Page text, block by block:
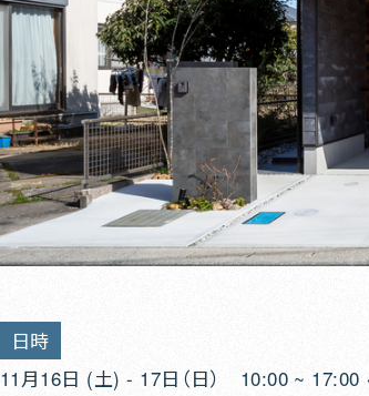
日時
11月16日 (土) - 17日（日） 10:00 ~ 17:00